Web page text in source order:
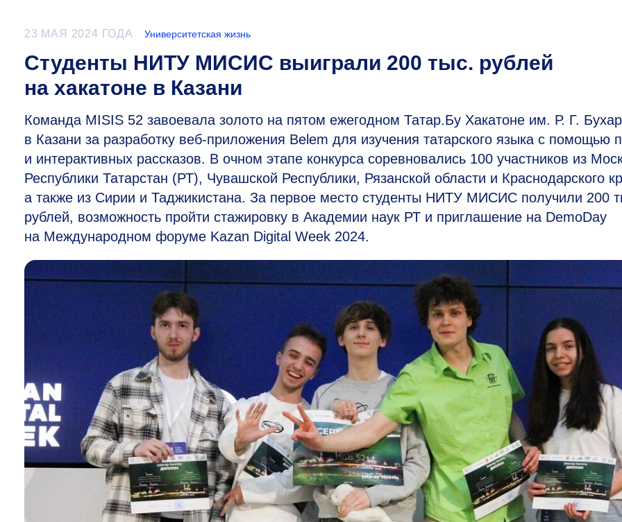
23 МАЯ 2024 ГОДА Университетская жизнь
Студенты НИТУ МИСИС выиграли 200 тыс. рублей
на хакатоне в Казани
Команда MISIS 52 завоевала золото на пятом ежегодном Татар.Бу Хакатоне им. Р. Г.
в Казани за разработку веб-приложения Belem для изучения татарского языка с помощью
и интерактивных рассказов. В очном этапе конкурса соревновались 100 участников из
Республики Татарстан (РТ), Чувашской Республики, Рязанской области и Краснодарского
а также из Сирии и Таджикистана. За первое место студенты НИТУ МИСИС получили 200
рублей, возможность пройти стажировку в Академии наук РТ и приглашение на DemoDay
на Международном форуме Kazan Digital Week 2024.